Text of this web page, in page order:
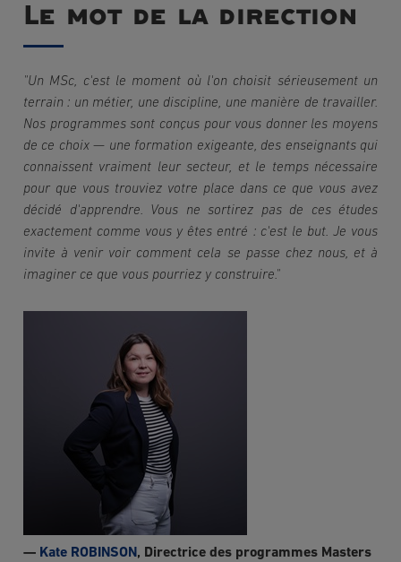
Le mot de la direction
"Un MSc, c'est le moment où l'on choisit sérieusement un
terrain : un métier, une discipline, une manière de travailler.
Nos programmes sont conçus pour vous donner les moyens
de ce choix — une formation exigeante, des enseignants qui
connaissent vraiment leur secteur, et le temps nécessaire
pour que vous trouviez votre place dans ce que vous avez
décidé d'apprendre. Vous ne sortirez pas de ces études
exactement comme vous y êtes entré : c'est le but. Je vous
invite à venir voir comment cela se passe chez nous, et à
imaginer ce que vous pourriez y construire."
— Kate ROBINSON, Directrice des programmes Masters